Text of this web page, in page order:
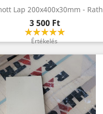
Lap 200x400x30mm - Rath
Ár
3 500 Ft
Értékelés